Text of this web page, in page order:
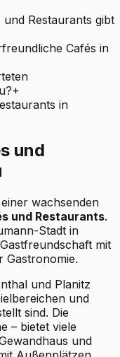
Restaurants gibt
Cafés in
+
in
und
wachsenden
und Restaurants.
Stadt in
mit
Gastronomie.
und Planitz
und
sind. Die
– bietet viele
und